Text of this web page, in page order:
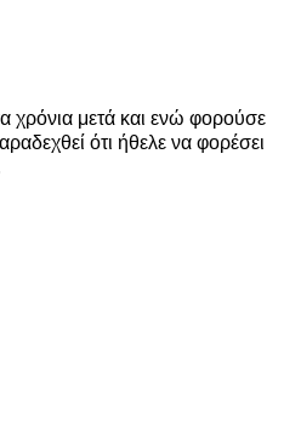
χρόνια μετά και ενώ φορούσε
ότι ήθελε να φορέσει